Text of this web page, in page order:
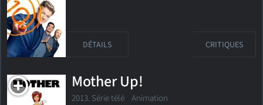
DÉTAILS CRITIQUES
Mother Up!
2013. Série télé Animation